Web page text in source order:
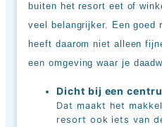
Hotels
Italiaans
Hotels
buiten het resort eet of
veel belangrijker. Een goed
heeft daarom niet alleen
een omgeving waar je
Dicht bij een
Dat maakt het
resort ook iets van